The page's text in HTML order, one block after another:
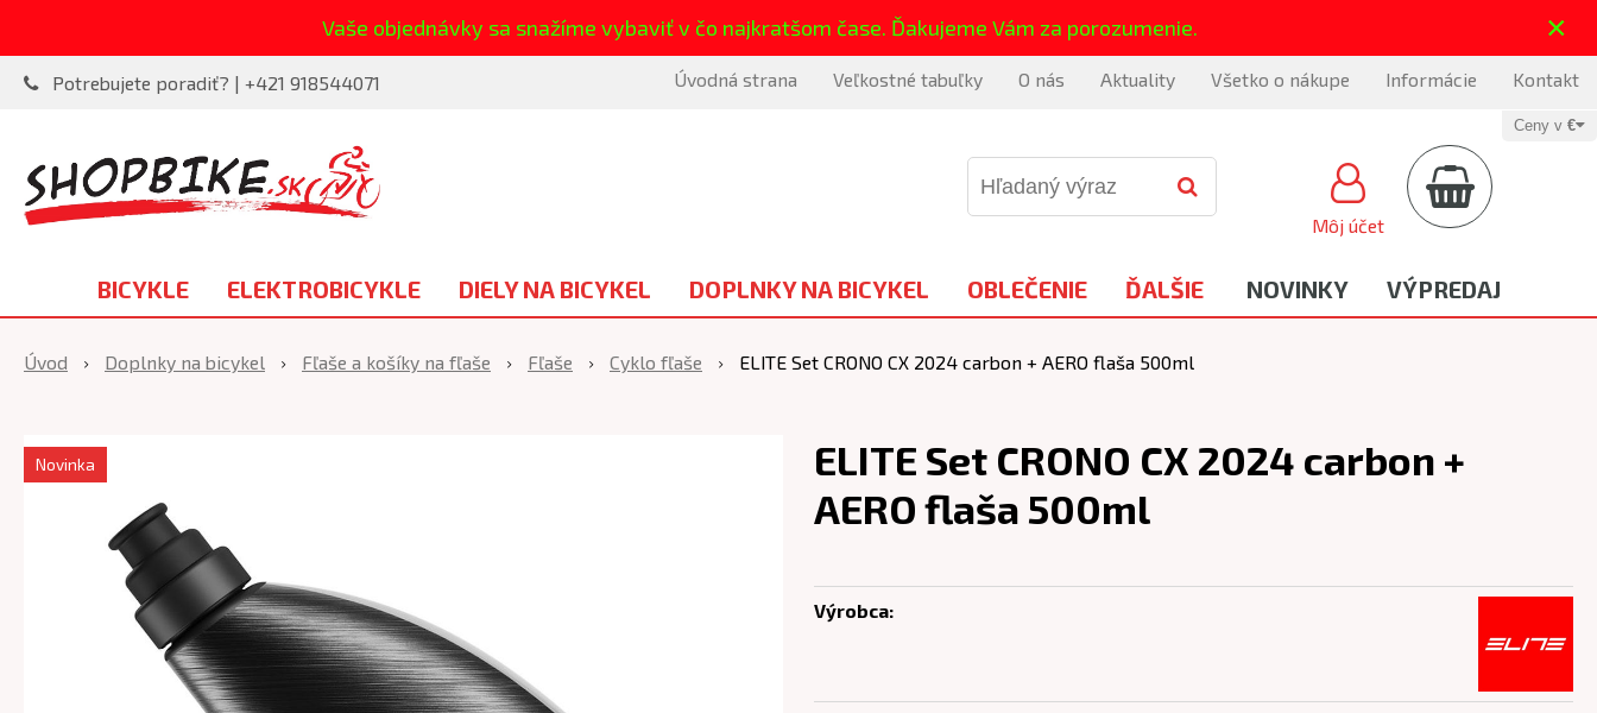
Vaše objednávky sa snažíme vybaviť v čo najkratšom čase. Ďakujeme Vám za porozumenie. ×
Potrebujete poradiť? | +421 918544071 Úvodná strana Veľkostné tabuľky O nás Aktuality Všetko o nákupe Informácie Kontakt
Môj účet
Ceny v €
BICYKLE ELEKTROBICYKLE DIELY NA BICYKEL DOPLNKY NA BICYKEL OBLEČENIE ĎALŠIE NOVINKY VÝPREDAJ
Úvod Doplnky na bicykel Fľaše a košíky na fľaše Fľaše Cyklo fľaše ELITE Set CRONO CX 2024 carbon + AERO flaša 500ml
Novinka
ELITE Set CRONO CX 2024 carbon +
AERO flaša 500ml
Výrobca: